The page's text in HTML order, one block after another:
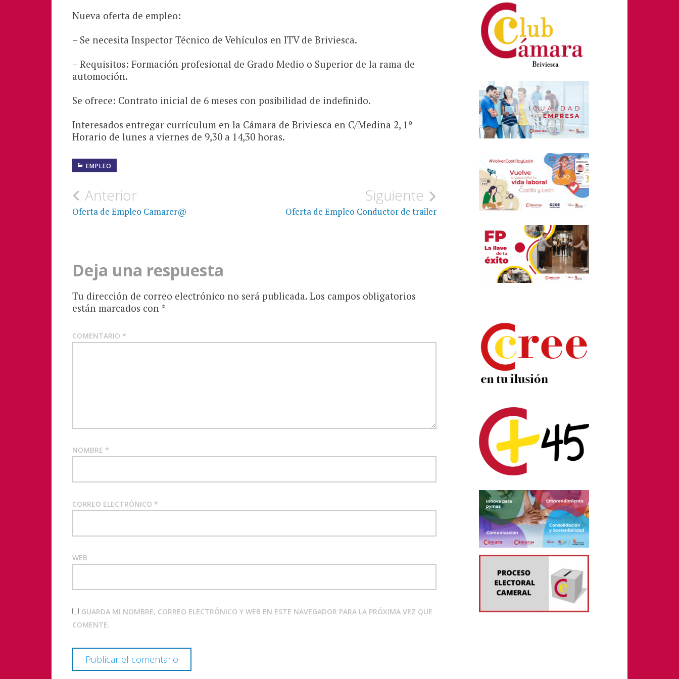
Nueva oferta de empleo:
– Se necesita Inspector Técnico de Vehículos en ITV de Briviesca.
– Requisitos: Formación profesional de Grado Medio o Superior de la rama de
automoción.
Se ofrece: Contrato inicial de 6 meses con posibilidad de indefinido.
Interesados entregar currículum en la Cámara de Briviesca en C/Medina 2, 1º
Horario de lunes a viernes de 9,30 a 14,30 horas.
EMPLEO
Navegación
de
Anterior
Oferta de Empleo Camarer@
Siguiente
Oferta de Empleo Conductor de trailer
Deja una respuesta
Tu dirección de correo electrónico no será publicada. Los campos obligatorios
están marcados con *
COMENTARIO *
NOMBRE *
CORREO ELECTRÓNICO *
WEB
GUARDA MI NOMBRE, CORREO ELECTRÓNICO Y WEB EN ESTE NAVEGADOR PARA LA PRÓXIMA VEZ QUE
COMENTE.